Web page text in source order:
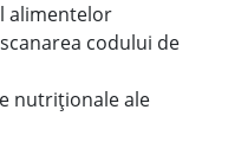
alimentelor
codului de
nutriționale ale